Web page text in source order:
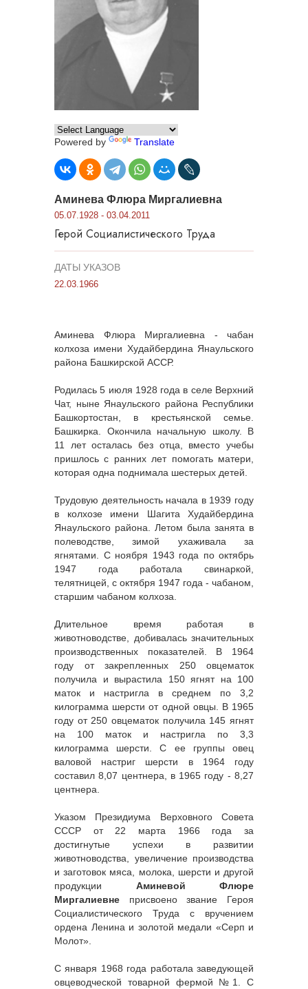
Powered by Translate
Аминева Флюра Миргалиевна
05.07.1928 - 03.04.2011
Герой Социалистического Труда
ДАТЫ УКАЗОВ
22.03.1966
Аминева Флюра Миргалиевна - чабан
колхоза имени Худайбердина Янаульского
района Башкирской АССР.
Родилась 5 июля 1928 года в селе Верхний
Чат, ныне Янаульского района Республики
Башкортостан, в крестьянской семье.
Башкирка. Окончила начальную школу. В
11 лет осталась без отца, вместо учебы
пришлось с ранних лет помогать матери,
которая одна поднимала шестерых детей.
Трудовую деятельность начала в 1939 году
в колхозе имени Шагита Худайбердина
Янаульского района. Летом была занята в
полеводстве, зимой ухаживала за
ягнятами. С ноября 1943 года по октябрь
1947 года работала свинаркой,
телятницей, с октября 1947 года - чабаном,
старшим чабаном колхоза.
Длительное время работая в
животноводстве, добивалась значительных
производственных показателей. В 1964
году от закрепленных 250 овцематок
получила и вырастила 150 ягнят на 100
маток и настригла в среднем по 3,2
килограмма шерсти от одной овцы. В 1965
году от 250 овцематок получила 145 ягнят
на 100 маток и настригла по 3,3
килограмма шерсти. С ее группы овец
валовой настриг шерсти в 1964 году
составил 8,07 центнера, в 1965 году - 8,27
центнера.
Указом Президиума Верховного Совета
СССР от 22 марта 1966 года за
достигнутые успехи в развитии
животноводства, увеличение производства
и заготовок мяса, молока, шерсти и другой
продукции Аминевой Флюре
Миргалиевне присвоено звание Героя
Социалистического Труда с вручением
ордена Ленина и золотой медали «Серп и
Молот».
С января 1968 года работала заведующей
овцеводческой товарной фермой №1. С